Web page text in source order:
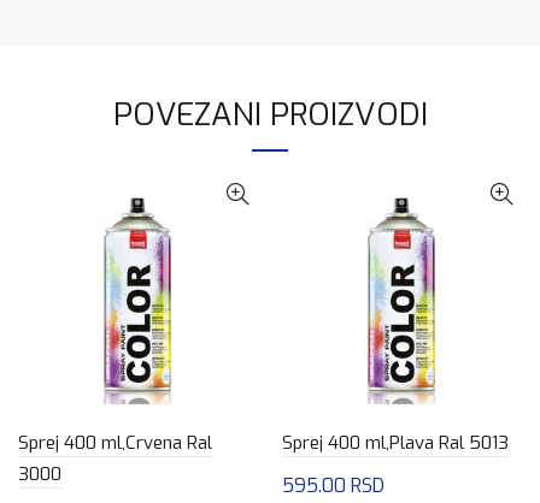
POVEZANI PROIZVODI
Sprej 400 ml,Crvena Ral
3000
Sprej 400 ml,Plava Ral 5013
595.00 RSD